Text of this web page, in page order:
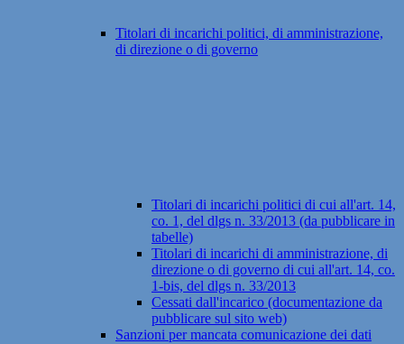
Titolari di incarichi politici, di amministrazione,
di direzione o di governo
Titolari di incarichi politici di cui all'art. 14,
co. 1, del dlgs n. 33/2013 (da pubblicare in
tabelle)
Titolari di incarichi di amministrazione, di
direzione o di governo di cui all'art. 14, co.
1-bis, del dlgs n. 33/2013
Cessati dall'incarico (documentazione da
pubblicare sul sito web)
Sanzioni per mancata comunicazione dei dati